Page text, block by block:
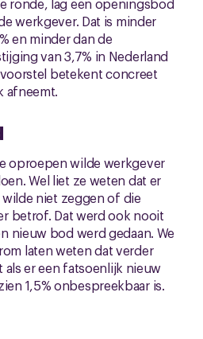
werkgever. Dat is minder
en minder dan de
van 3,7% in Nederland
betekent concreet
afneemt.
oproepen wilde werkgever
Wel liet ze weten dat er
niet zeggen of die
betrof. Dat werd ook nooit
nieuw bod werd gedaan. We
laten weten dat verder
er een fatsoenlijk nieuw
1,5% onbespreekbaar is.